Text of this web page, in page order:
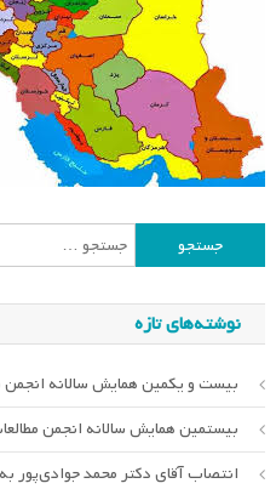
برای:
نوشته‌های تازه
بیست و یکمین همایش سالانه انجمن
بیستمین همایش سالانه انجمن
انتصاب آقای دکتر محمد جوادی‌پور